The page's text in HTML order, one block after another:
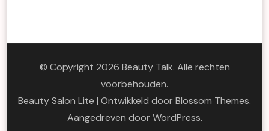
© Copyright 2026 Beauty Talk. Alle rechten
voorbehouden.
Beauty Salon Lite | Ontwikkeld door Blossom Themes.
Aangedreven door WordPress.